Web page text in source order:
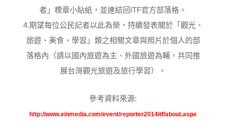
者」標章小貼紙，並連結回 ITF官方部落格。
4.期望每位公民記者以此為榮，持續發表關於「觀光、
旅遊、美食、學習」類之相關文章與照片於個人的部
落格內（請以國內旅遊為主、外國旅遊為輔，共同推
展台灣觀光旅遊及旅行學習）。
參考資料來源:
http://www.xinmedia.com/event/reporter2014itf/about.aspx